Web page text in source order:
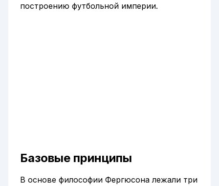
построению футбольной империи.
Базовые принципы
В основе философии Фергюсона лежали три